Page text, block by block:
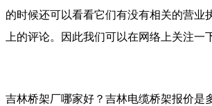
的时候还可以看看它们有没有相关的营业
上的评论。因此我们可以在网络上关注一
吉林桥架厂哪家好？吉林电缆桥架报价是